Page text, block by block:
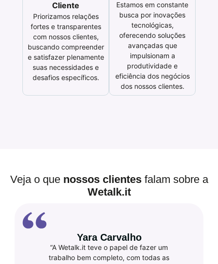
Cliente
Priorizamos relações
fortes e transparentes
com nossos clientes,
buscando compreender
e satisfazer plenamente
suas necessidades e
desafios específicos.
Estamos em constante
busca por inovações
tecnológicas,
oferecendo soluções
avançadas que
impulsionam a
produtividade e
eficiência dos negócios
dos nossos clientes.
Veja o que nossos clientesfalam sobre a
Wetalk.it
Yara Carvalho
“A Wetalk.it teve o papel de fazer um
trabalho bem completo, com todas as